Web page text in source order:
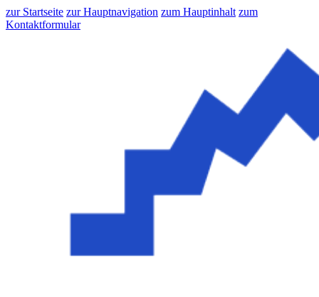
zur Startseite zur Hauptnavigation zum Hauptinhalt zum
Kontaktformular